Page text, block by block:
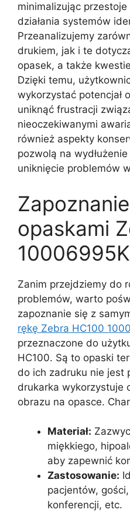
minimalizując
działania systemów
Przeanalizujemy
drukiem, jak i te
opasek, a także
Dzięki temu,
wykorzystać potencjał
uniknąć frustracji
nieoczekiwanymi
również aspekty
pozwolą na
uniknięcie problemów
opaskami
10006995K
Zanim przejdziemy do
problemów, warto
zapoznanie się z
rękę Zebra HC100
przeznaczone do
HC100. Są to opaski
do ich zadruku nie jest
drukarka wykorzystuje
obrazu na opasce.
Materiał:
miękkiego,
aby zapewnić
Zastosowanie:
pacjentów,
konferencji, etc.